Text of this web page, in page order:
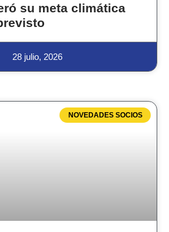
su meta climática
28 julio, 2026
NOVEDADES SOCIOS